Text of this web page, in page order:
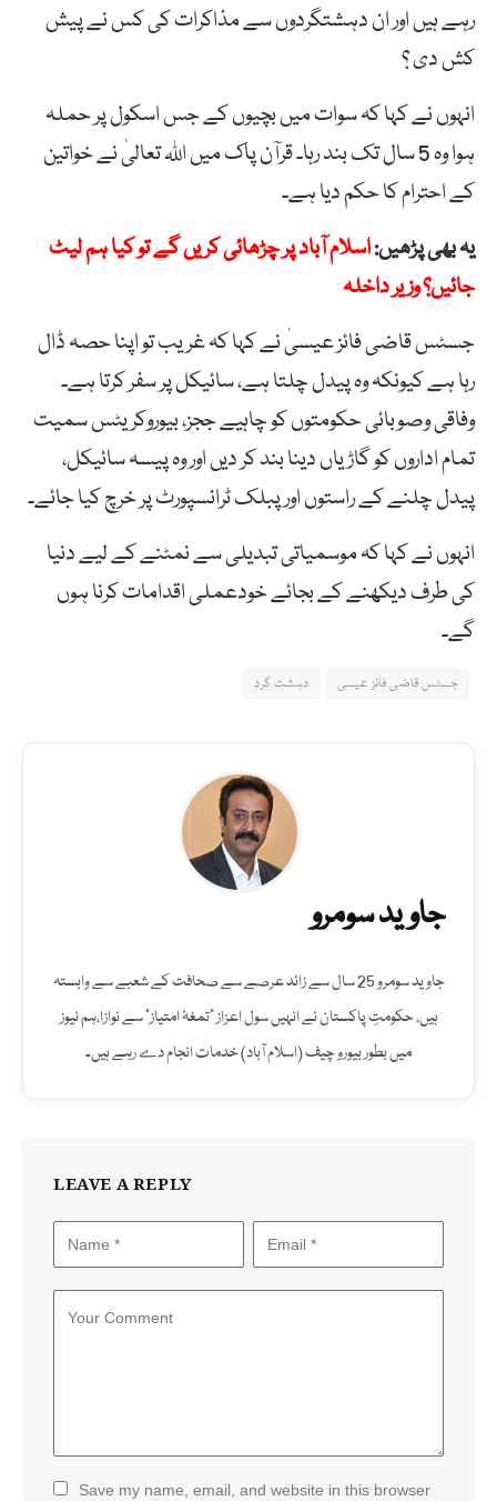
رہے ہیں اور ان دہشتگردوں سے مذاکرات کی کس نے پیش
کش دی ؟
انہوں نے کہا کہ سوات میں بچیوں کے جس اسکول پر حملہ
ہوا وہ 5 سال تک بند رہا۔ قرآن پاک میں اللہ تعالیٰ نے خواتین
کے احترام کا حکم دیا ہے۔
یہ بھی پڑھیں:اسلام آباد پر چڑھائی کریں گے تو کیا ہم لیٹ
جائیں؟ وزیر داخلہ
جسٹس قاضی فائز عیسیٰ نے کہا کہ غریب تو اپنا حصہ ڈال
رہا ہے کیونکہ وہ پیدل چلتا ہے، سائیکل پر سفر کرتا ہے۔
وفاقی وصوبائی حکومتوں کو چاہیے ججز، بیوروکریٹس سمیت
تمام اداروں کو گاڑیاں دینا بند کر دیں اور وہ پیسہ سائیکل،
پیدل چلنے کے راستوں اور پبلک ٹرانسپورٹ پر خرچ کیا جائے۔
انہوں نے کہا کہ موسمیاتی تبدیلی سے نمٹنے کے لیے دنیا
کی طرف دیکھنے کے بجائے خودعملی اقدامات کرنا ہوں
گے۔
جسٹس قاضی فائز عیسی دہشت گرد
جاوید سومرو
جاوید سومرو 25 سال سے زائد عرصے سے صحافت کے شعبے سے وابستہ
ہیں، حکومتِ پاکستان نے انہیں سول اعزاز "تمغۂ امتیاز" سے نوازا،ہم نیوز
میں بطور بیورو چیف (اسلام آباد) خدمات انجام دے رہے ہیں۔
LEAVE A REPLY
Save my name, email, and website in this browser